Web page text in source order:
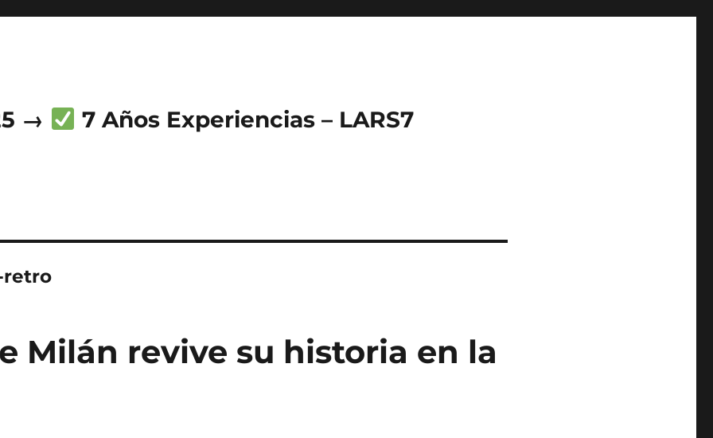
→ 7 Años Experiencias – LARS7
retro
Milán revive su historia en la